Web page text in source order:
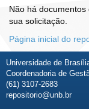
Não há
sua solicitação.
Página inicial do
Universidade de
Coordenadoria de
(61) 3107-2683
repositorio@unb.br